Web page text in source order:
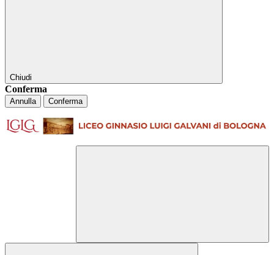
Chiudi
Conferma
Annulla Conferma